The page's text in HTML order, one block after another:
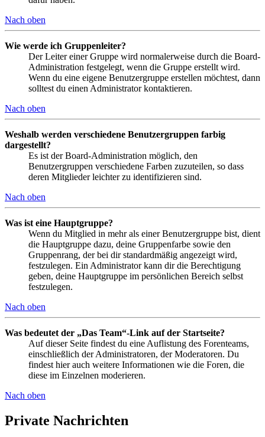
Nach oben
Wie werde ich Gruppenleiter?
Der Leiter einer Gruppe wird normalerweise durch die Board-
Administration festgelegt, wenn die Gruppe erstellt wird.
Wenn du eine eigene Benutzergruppe erstellen möchtest, dann
solltest du einen Administrator kontaktieren.
Nach oben
Weshalb werden verschiedene Benutzergruppen farbig
dargestellt?
Es ist der Board-Administration möglich, den
Benutzergruppen verschiedene Farben zuzuteilen, so dass
deren Mitglieder leichter zu identifizieren sind.
Nach oben
Was ist eine Hauptgruppe?
Wenn du Mitglied in mehr als einer Benutzergruppe bist, dient
die Hauptgruppe dazu, deine Gruppenfarbe sowie den
Gruppenrang, der bei dir standardmäßig angezeigt wird,
festzulegen. Ein Administrator kann dir die Berechtigung
geben, deine Hauptgruppe im persönlichen Bereich selbst
festzulegen.
Nach oben
Was bedeutet der „Das Team“-Link auf der Startseite?
Auf dieser Seite findest du eine Auflistung des Forenteams,
einschließlich der Administratoren, der Moderatoren. Du
findest hier auch weitere Informationen wie die Foren, die
diese im Einzelnen moderieren.
Nach oben
Private Nachrichten